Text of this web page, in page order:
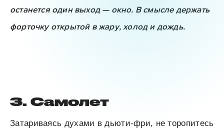
останется один выход — окно. В смысле держать
форточку открытой в жару, холод и дождь.
3. Самолет
Затариваясь духами в дьюти-фри, не торопитесь